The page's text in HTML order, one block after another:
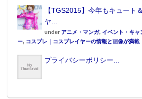
■商品発送：2015年8月予定
■商品名：ROBOT魂 ＜SIDE MS＞
キングプラス Ver.
■商品発送：2015年9月予定
共通情報
【TGS2015】今年もキュート
ヤ...
under アニメ・マンガ, イベント・キャ
ー, コスプレ｜コスプレイヤーの情報と画像が満載
プライバシーポリシー...